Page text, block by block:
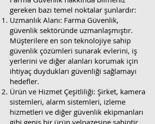
gereken bazı temel noktalar şunlardır:
Uzmanlık Alanı: Farma Güvenlik,
güvenlik sektöründe uzmanlaşmıştır.
Müşterilere en son teknolojiye sahip
güvenlik çözümleri sunarak evlerini, iş
yerlerini ve diğer alanları korumak için
ihtiyaç duydukları güvenliği sağlamayı
hedefler.
Ürün ve Hizmet Çeşitliliği: Şirket, kamera
sistemleri, alarm sistemleri, izleme
hizmetleri ve diğer güvenlik ekipmanları
gibi geniş bir ürün yelpazesine sahiptir.